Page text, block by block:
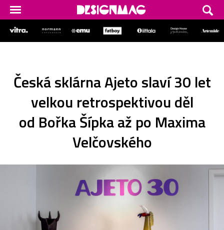
Česká sklárna Ajeto slaví 30 let
velkou retrospektivou děl
od Bořka Šípka až po Maxima
Velčovského